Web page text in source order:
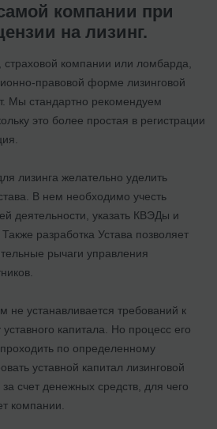
компании при
на лизинг.
компании или ломбарда,
правовой форме лизинговой
Мы стандартно рекомендуем
это более простая в регистрации
лизинга желательно уделить
В нем необходимо учесть
деятельности, указать КВЭДы и
разработка Устава позволяет
рычаги управления
не устанавливается требований к
капитала. Но процесс его
по определенному
уставной капитал лизинговой
счет денежных средств, для чего
компании.